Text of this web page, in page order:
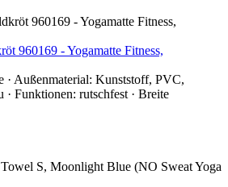
960169 - Yogamatte Fitness,
· Außenmaterial: Kunststoff, PVC,
· Funktionen: rutschfest · Breite